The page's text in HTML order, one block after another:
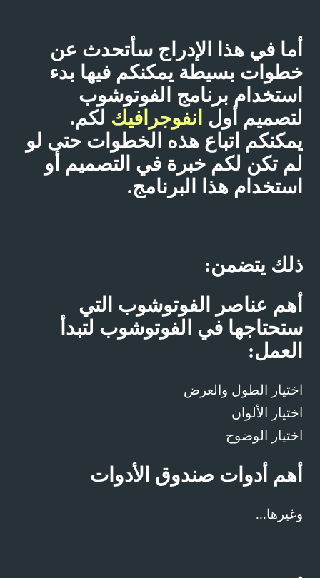
أما في هذا الإدراج سأتحدث عن
خطوات بسيطة يمكنكم فيها بدء
استخدام برنامج الفوتوشوب
لتصميم أول انفوجرافيك لكم.
يمكنكم اتباع هذه الخطوات حتى لو
لم تكن لكم خبرة في التصميم أو
استخدام هذا البرنامج.
ذلك يتضمن:
أهم عناصر الفوتوشوب التي
ستحتاجها في الفوتوشوب لتبدأ
العمل:
اختيار الطول والعرض
اختيار الألوان
اختيار الوضوح
أهم أدوات صندوق الأدوات
وغيرها...